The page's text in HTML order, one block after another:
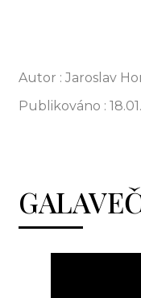
Autor : Jaroslav
Publikováno :